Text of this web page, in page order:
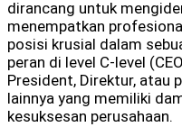
dirancang untuk
menempatkan
posisi krusial dalam
peran di level C-level
President, Direktur, atau
lainnya yang memiliki
kesuksesan perusahaan.